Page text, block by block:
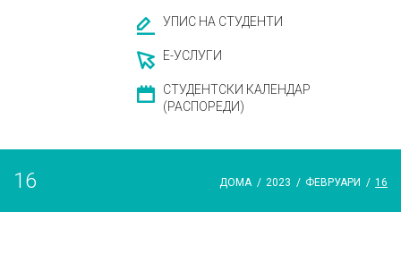
УПИС НА СТУДЕНТИ
Е-УСЛУГИ
СТУДЕНТСКИ КАЛЕНДАР
(РАСПОРЕДИ)
16 ДОМА / 2023 / ФЕВРУАРИ / 16